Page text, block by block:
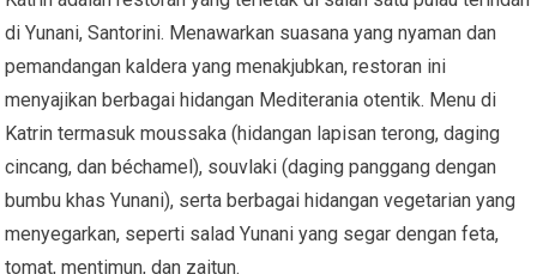
di Yunani, Santorini. Menawarkan suasana yang nyaman dan
pemandangan kaldera yang menakjubkan, restoran ini
menyajikan berbagai hidangan Mediterania otentik. Menu di
Katrin termasuk moussaka (hidangan lapisan terong, daging
cincang, dan béchamel), souvlaki (daging panggang dengan
bumbu khas Yunani), serta berbagai hidangan vegetarian yang
menyegarkan, seperti salad Yunani yang segar dengan feta,
tomat, mentimun, dan zaitun.